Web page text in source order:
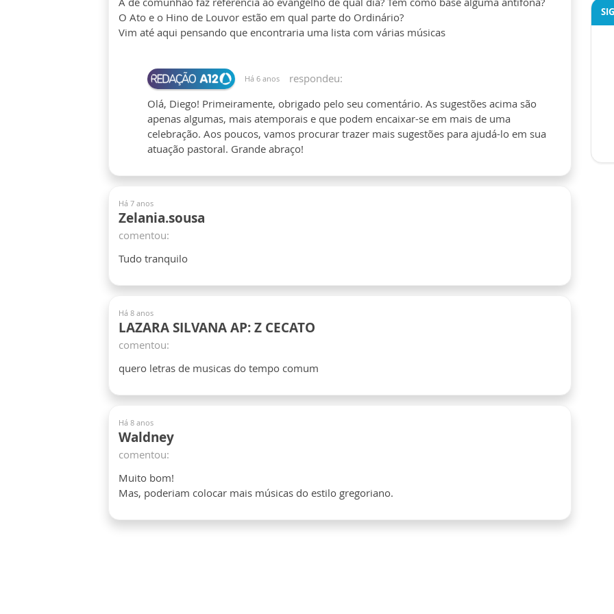
O Ato e o Hino de Louvor estão em qual parte do Ordinário?
Vim até aqui pensando que encontraria uma lista com várias músicas
Há 6 anos
respondeu:
Olá, Diego! Primeiramente, obrigado pelo seu comentário. As sugestões acima são
apenas algumas, mais atemporais e que podem encaixar-se em mais de uma
celebração. Aos poucos, vamos procurar trazer mais sugestões para ajudá-lo em sua
atuação pastoral. Grande abraço!
Há 7 anos
Zelania.sousa
comentou:
Tudo tranquilo
Há 8 anos
LAZARA SILVANA AP: Z CECATO
comentou:
quero letras de musicas do tempo comum
Há 8 anos
Waldney
comentou:
Muito bom!
Mas, poderiam colocar mais músicas do estilo gregoriano.